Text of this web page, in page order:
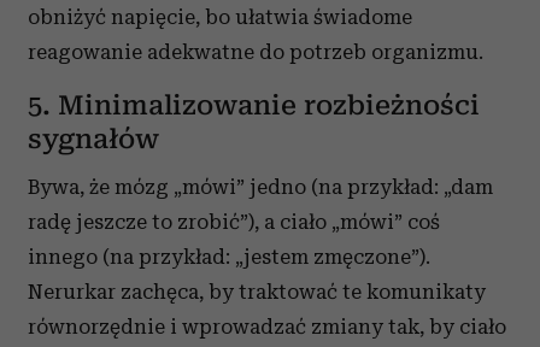
obniżyć napięcie, bo ułatwia świadome
reagowanie adekwatne do potrzeb organizmu.
5. Minimalizowanie rozbieżności
sygnałów
Bywa, że mózg „mówi” jedno (na przykład: „dam
radę jeszcze to zrobić”), a ciało „mówi” coś
innego (na przykład: „jestem zmęczone”).
Nerurkar zachęca, by traktować te komunikaty
równorzędnie i wprowadzać zmiany tak, by ciało